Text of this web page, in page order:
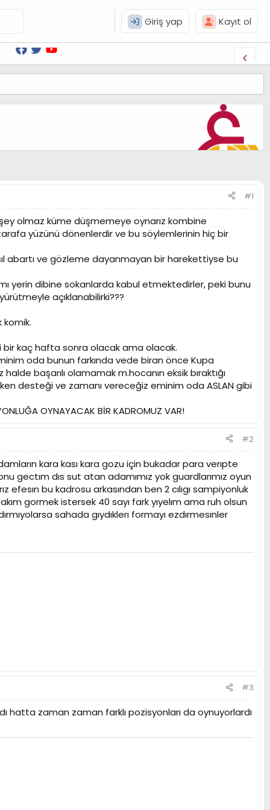
Giriş yap Kayıt ol
#1
olmaz küme düşmemeye oynarız kombine
yüzünü dönenlerdir ve bu söylemlerinin hiç bir
abartı ve gözleme dayanmayan bir harekettiyse bu
yerin dibine sokanlarda kabul etmektedirler, peki bunu
açıklanabilirki???
bir kaç hafta sonra olacak ama olacak.
oda bunun farkında vede biran önce Kupa
başarılı olamamak m.hocanın eksik bıraktığı
desteği ve zamanı vereceğiz eminim oda ASLAN gibi
OYNAYACAK BİR KADROMUZ VAR!
#2
kara kası kara gozu için bukadar para verıpte
gectım dıs sut atan adamımız yok guardlarımız oyun
bu kadrosu arkasından ben 2 cılıgı sampiyonluk
gormek istersek 40 sayı fark yıyelım ama ruh olsun
sahada gıydıklerı formayı ezdırmesınler
#3
hatta zaman zaman farklı pozisyonları da oynuyorlardı